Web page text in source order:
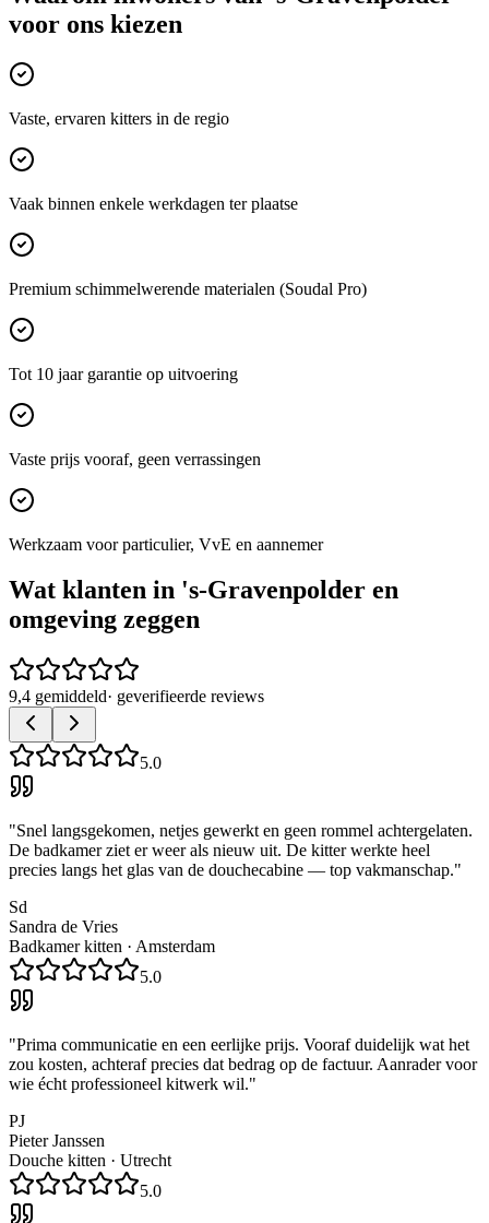
voor ons kiezen
Vaste, ervaren kitters in de regio
Vaak binnen enkele werkdagen ter plaatse
Premium schimmelwerende materialen (Soudal Pro)
Tot 10 jaar garantie op uitvoering
Vaste prijs vooraf, geen verrassingen
Werkzaam voor particulier, VvE en aannemer
Wat klanten in 's-Gravenpolder en
omgeving zeggen
9,4 gemiddeld· geverifieerde reviews
5.0
"Snel langsgekomen, netjes gewerkt en geen rommel achtergelaten.
De badkamer ziet er weer als nieuw uit. De kitter werkte heel
precies langs het glas van de douchecabine — top vakmanschap."
Sd
Sandra de Vries
Badkamer kitten · Amsterdam
5.0
"Prima communicatie en een eerlijke prijs. Vooraf duidelijk wat het
zou kosten, achteraf precies dat bedrag op de factuur. Aanrader voor
wie écht professioneel kitwerk wil."
PJ
Pieter Janssen
Douche kitten · Utrecht
5.0